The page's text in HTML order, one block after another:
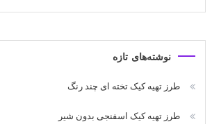
نوشته‌های تازه
طرز تهیه کیک تخته ای چند رنگ
طرز تهیه کیک اسفنجی بدون شیر